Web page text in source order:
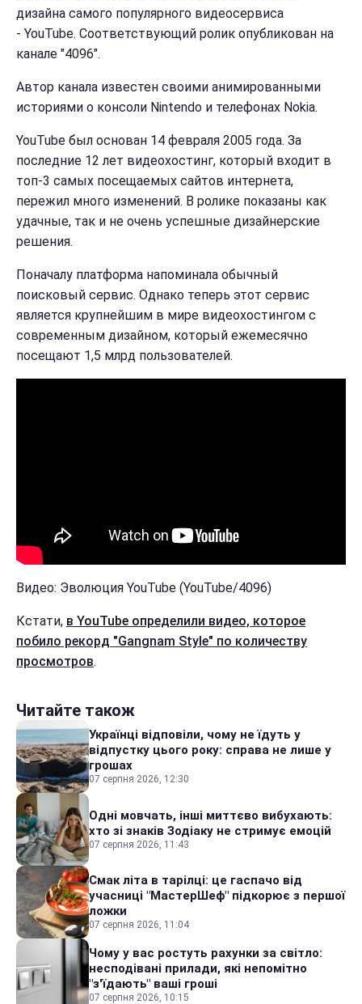
дизайна самого популярного видеосервиса
- YouTube. Соответствующий ролик опубликован на
канале "4096".
Автор канала известен своими анимированными
историями о консоли Nintendo и телефонах Nokia.
YouTube был основан 14 февраля 2005 года. За
последние 12 лет видеохостинг, который входит в
топ-3 самых посещаемых сайтов интернета,
пережил много изменений. В ролике показаны как
удачные, так и не очень успешные дизайнерские
решения.
Поначалу платформа напоминала обычный
поисковый сервис. Однако теперь этот сервис
является крупнейшим в мире видеохостингом с
современным дизайном, который ежемесячно
посещают 1,5 млрд пользователей.
Видео: Эволюция YouTube (YouTube/4096)
Кстати, в YouTube определили видео, которое
побило рекорд "Gangnam Style" по количеству
просмотров.
Читайте також
Українці відповіли, чому не їдуть у
відпустку цього року: справа не лише у
грошах
07 серпня 2026, 12:30
Одні мовчать, інші миттєво вибухають:
хто зі знаків Зодіаку не стримує емоцій
07 серпня 2026, 11:43
Смак літа в тарілці: це гаспачо від
учасниці "МастерШеф" підкорює з першої
ложки
07 серпня 2026, 11:04
Чому у вас ростуть рахунки за світло:
несподівані прилади, які непомітно
"з'їдають" ваші гроші
07 серпня 2026, 10:15